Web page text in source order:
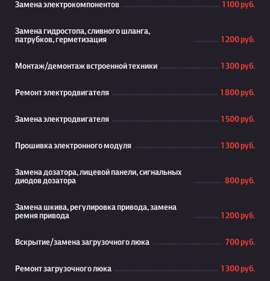
Замена электрокомпонентов 1 100 руб.
Замена гидростопа, сливного шланга,
патрубков, герметизация
1 200 руб.
Монтаж/демонтаж встроенной техники 1 300 руб.
Ремонт электродвигателя 1 800 руб.
Замена электродвигателя 1 500 руб.
Прошивка электронного модуля 1 300 руб.
Замена дозатора, лицевой панели, сигнальных
диодов дозатора
800 руб.
Замена шкива, регулировка привода, замена
ремня привода
1 200 руб.
Вскрытие/замена загрузочного люка 700 руб.
Ремонт загрузочного люка 1 300 руб.